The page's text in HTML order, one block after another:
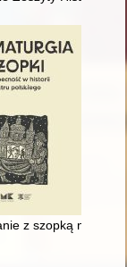
i pograniczu
z szopką na